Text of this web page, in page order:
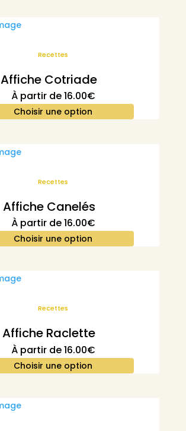
Recettes
Affiche Cotriade
À partir de16.00€
Choisir une option
Recettes
Affiche Canelés
À partir de16.00€
Choisir une option
Recettes
Affiche Raclette
À partir de16.00€
Choisir une option